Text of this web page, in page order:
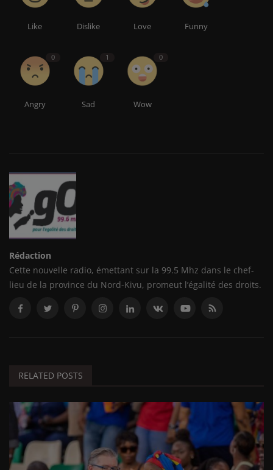
Like Dislike Love Funny
0
Angry
1
Sad
0
Wow
Rédaction
Cette nouvelle radio, émettant sur la 99.5 Mhz dans le chef-
lieu de la province du Nord-Kivu, promeut l’égalité des droits.
RELATED POSTS